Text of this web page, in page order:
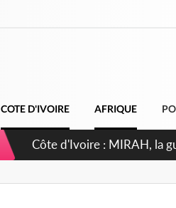
COTE D'IVOIRE AFRIQUE
Côte d'Ivoire :